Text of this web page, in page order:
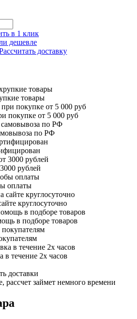
в 1 клик
дешевле
доставку
товары
покупке от 5 000 руб
по РФ
рублей
оплаты
круглосуточно
в подборе товаров
в течение 2х часов
доставки
рассчет займет немного времени